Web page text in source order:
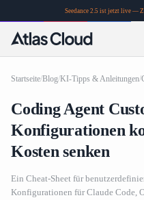
Seedance 2.5 ist jetzt live —
Startseite/Blog/KI-Tipps & Anleitungen/
Coding Agent
Konfigurationen
Kosten senken
Ein Cheat-Sheet für
Konfigurationen für Claude Code,